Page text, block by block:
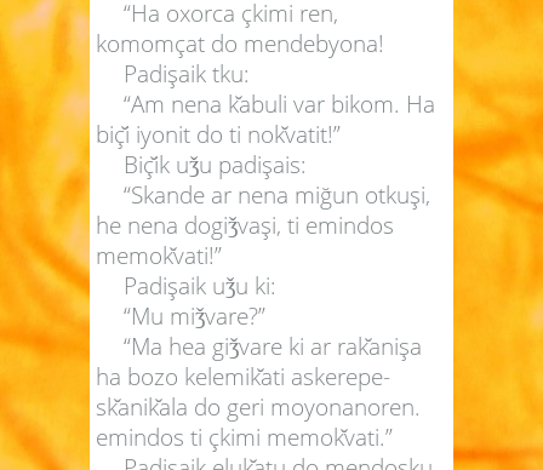
“Ha oxorca çkimi ren,
komomçat do mendebyona!
Padişaik tku:
“Am nena kabuli var bikom. Ha
biçi iyonit do ti nokvatit!”
Biçik uǯu padişais:
“Skande ar nena miğun otkuşi,
he nena dogiǯvaşi, ti emindos
memokvati!”
Padişaik uǯu ki:
“Mu miǯvare?”
“Ma hea giǯvare ki ar rakanişa
ha bozo kelemikati askerepe-
skanikala do geri moyonanoren.
emindos ti çkimi memokvati.”